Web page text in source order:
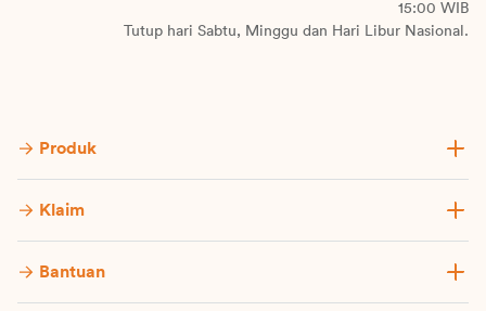
15:00 WIB
Tutup hari Sabtu, Minggu dan Hari Libur Nasional.
Produk
Klaim
Bantuan